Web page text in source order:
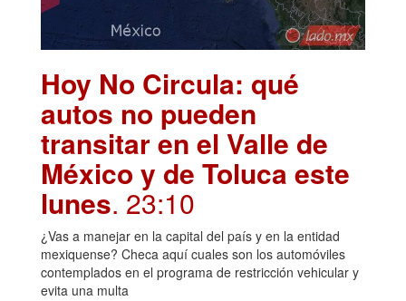
Hoy No Circula: qué
autos no pueden
transitar en el Valle de
México y de Toluca este
lunes. 23:10
¿Vas a manejar en la capital del país y en la entidad
mexiquense? Checa aquí cuales son los automóviles
contemplados en el programa de restricción vehicular y
evita una multa